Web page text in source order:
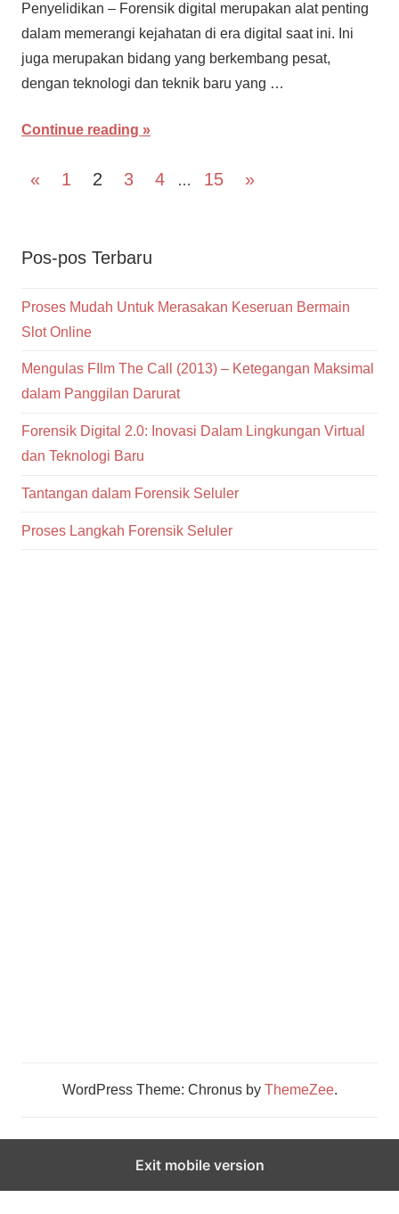
Penyelidikan – Forensik digital merupakan alat penting
dalam memerangi kejahatan di era digital saat ini. Ini
juga merupakan bidang yang berkembang pesat,
dengan teknologi dan teknik baru yang …
Continue reading
Navigasi
«Previous
1 2 3 4 … 15
Next
»
Pos-pos Terbaru
Proses Mudah Untuk Merasakan Keseruan Bermain
Slot Online
Mengulas FIlm The Call (2013) – Ketegangan Maksimal
dalam Panggilan Darurat
Forensik Digital 2.0: Inovasi Dalam Lingkungan Virtual
dan Teknologi Baru
Tantangan dalam Forensik Seluler
Proses Langkah Forensik Seluler
WordPress Theme: Chronus by ThemeZee.
Exit mobile version